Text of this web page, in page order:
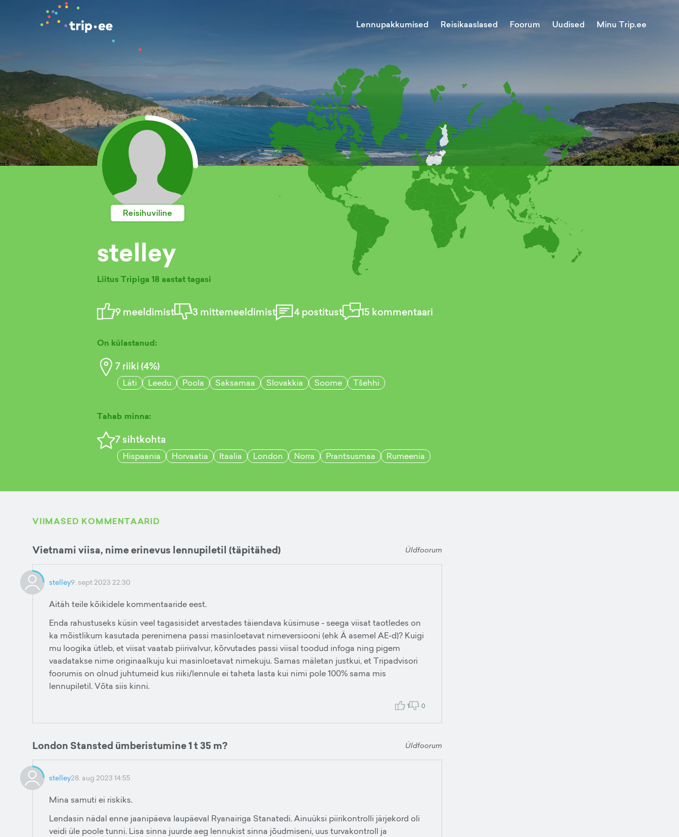
Lennupakkumised Reisikaaslased Foorum Uudised Minu Trip.ee
Reisihuviline
stelley
Liitus Tripiga 18 aastat tagasi
9meeldimist 3 mittemeeldimist 4postitust 15 kommentaari
On külastanud:
7riiki (4%)
Läti Leedu Poola Saksamaa Slovakkia Soome Tšehhi
Tahab minna:
7sihtkohta
Hispaania Horvaatia Itaalia London Norra Prantsusmaa Rumeenia
VIIMASED KOMMENTAARID
Vietnami viisa, nime erinevus lennupiletil (täpitähed) Üldfoorum
stelley9. sept 2023 22:30
Aitäh teile kõikidele kommentaaride eest.
Enda rahustuseks küsin veel tagasisidet arvestades täiendava küsimuse - seega viisat taotledes on
ka mõistlikum kasutada perenimena passi masinloetavat nimeversiooni (ehk Ä asemel AE-d)? Kuigi
mu loogika ütleb, et viisat vaatab piirivalvur, kõrvutades passi viisal toodud infoga ning pigem
vaadatakse nime originaalkuju kui masinloetavat nimekuju. Samas mäletan justkui, et Tripadvisori
foorumis on olnud juhtumeid kus riiki/lennule ei taheta lasta kui nimi pole 100% sama mis
lennupiletil. Võta siis kinni.
1 0
London Stansted ümberistumine 1 t 35 m? Üldfoorum
stelley28. aug 2023 14:55
Mina samuti ei riskiks.
Lendasin nädal enne jaanipäeva laupäeval Ryanairiga Stanatedi. Ainuüksi piirikontrolli järjekord oli
veidi üle poole tunni. Lisa sinna juurde aeg lennukist sinna jõudmiseni, uus turvakontroll ja